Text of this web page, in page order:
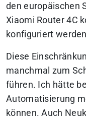
den europäischen
Xiaomi Router 4C
konfiguriert
Diese
manchmal zum
führen. Ich hätte
Automatisierung
können. Auch